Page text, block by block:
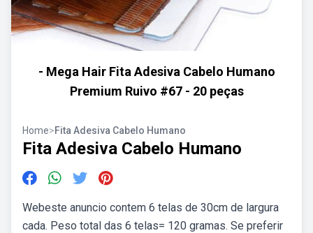
- Mega Hair Fita Adesiva Cabelo Humano
Premium Ruivo #67 - 20 peças
Home>Fita Adesiva Cabelo Humano
Fita Adesiva Cabelo Humano
Webeste anuncio contem 6 telas de 30cm de largura
cada. Peso total das 6 telas= 120 gramas. Se preferir